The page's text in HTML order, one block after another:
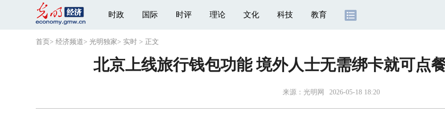
时政 国际 时评 理论 文化 科技 教育
首页 > 经济频道> 光明独家> 实时 > 正文
北京上线旅行钱包功能 境外人士无需绑卡就可点
来源： 光明网 2026-05-18 18:20